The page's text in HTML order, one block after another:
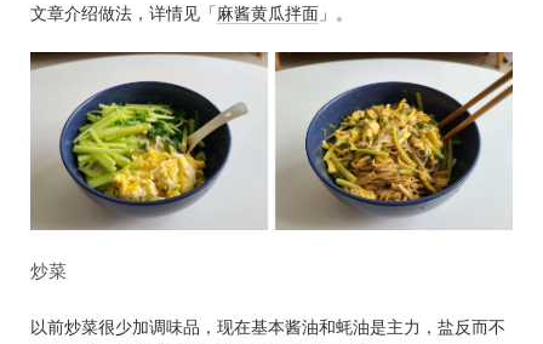
文章介绍做法，详情见「麻酱黄瓜拌面 」。
炒菜
以前炒菜很少加调味品，现在基本酱油和蚝油是主力，盐反而不